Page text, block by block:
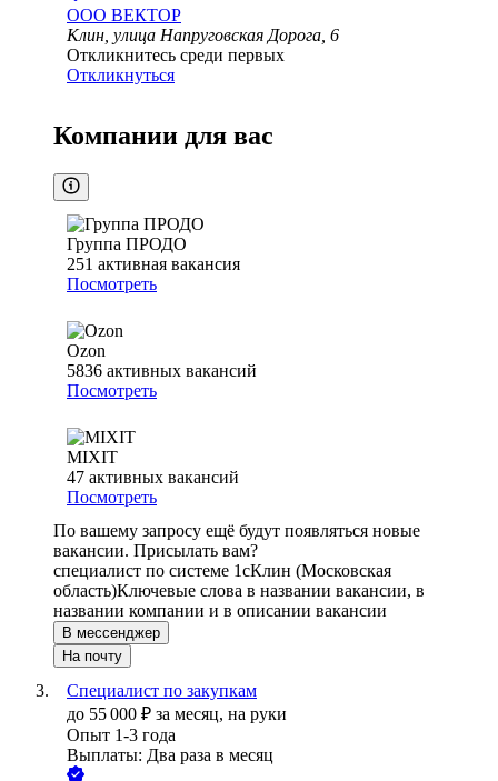
ООО ВЕКТОР
Клин, улица Напруговская Дорога, 6
Откликнитесь среди первых
Откликнуться
Компании для вас
Группа ПРОДО
251 активная вакансия
Посмотреть
Ozon
5836 активных вакансий
Посмотреть
MIXIT
47 активных вакансий
Посмотреть
По вашему запросу ещё будут появляться новые
вакансии. Присылать вам?
специалист по системе 1сКлин (Московская
область)Ключевые слова в названии вакансии, в
названии компании и в описании вакансии
В мессенджер
На почту
Специалист по закупкам
до 55 000 ₽ за месяц, на руки
Опыт 1-3 года
Выплаты: Два раза в месяц